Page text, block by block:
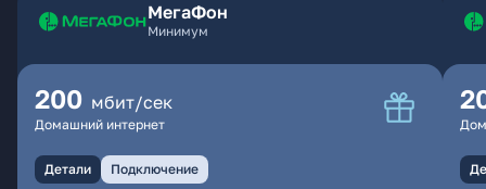
МегаФон
Минимум
200 мбит/сек
Домашний интернет
Детали Подключение